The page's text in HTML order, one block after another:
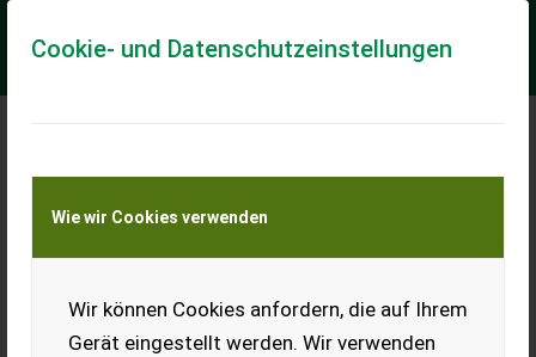
Cookie- und Datenschutzeinstellungen
Wie wir Cookies verwenden
Wir können Cookies anfordern, die auf Ihrem
Gerät eingestellt werden. Wir verwenden
Lindner LINTRAC 115LS
EUR 93.800 inkl. 20 % MwSt.